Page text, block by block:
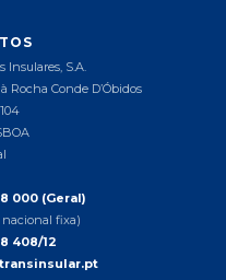
Insulares, S.A.
Rocha Conde D’Óbidos
000 (Geral)
nacional fixa)
408/12